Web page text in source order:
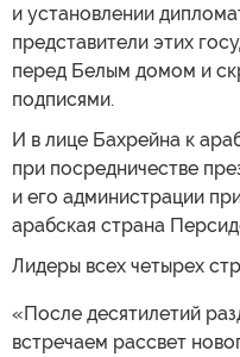
и установлении
представители этих
перед Белым домом и
подписями.
И в лице Бахрейна к
при посредничестве
и его администрации
арабская страна
Лидеры всех четырех
«После десятилетий
встречаем рассвет